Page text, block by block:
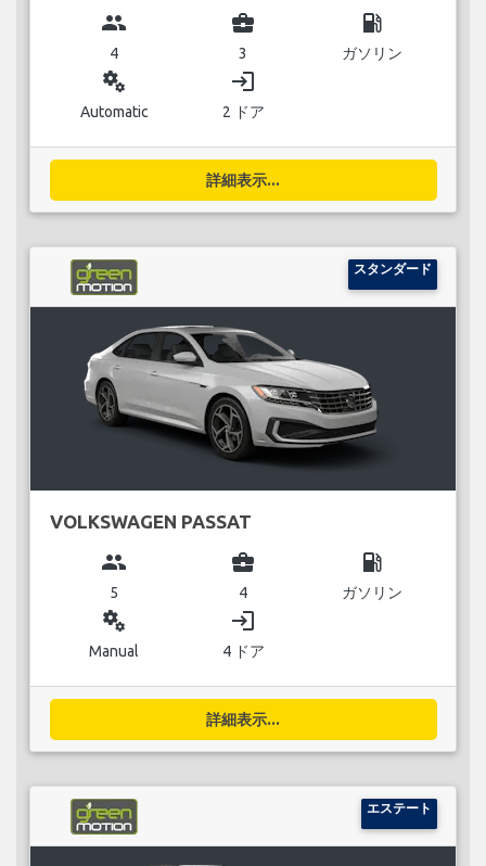
group
4
business_center
3
local_gas_station
ガソリン
miscellaneous_services
Automatic
login
2 ドア
詳細表示...
スタンダード
VOLKSWAGEN PASSAT
group
5
business_center
4
local_gas_station
ガソリン
miscellaneous_services
Manual
login
4 ドア
詳細表示...
エステート